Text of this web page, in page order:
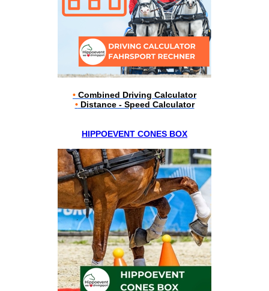
• Combined Driving Calculator
•Distance - Speed Calculator
HIPPOEVENT CONES BOX